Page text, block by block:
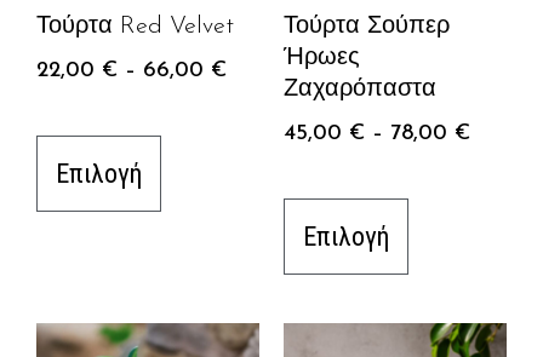
Τούρτα Red Velvet
22,00 € – 66,00 €
Επιλογή
Τούρτα Σούπερ
Ήρωες
Ζαχαρόπαστα
45,00 € – 78,00 €
Επιλογή